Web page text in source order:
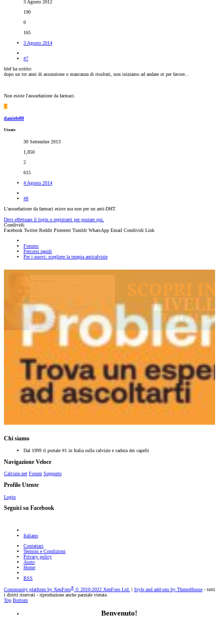
3 Agosto 2012
190
0
165
3 Agosto 2014
#7
blef ha scritto:
dopo un tot anni di assunzione o mancanza di risultati, non iniziamo ad andare ot per favore...
Non esiste l'assuefazione da farmaci.
D
daniele80
Utente
30 Settembre 2013
1,850
2
615
4 Agosto 2014
#8
L'assuefazione da farmaci esiste ma non per un anti-DHT.
Devi effettuare il login o registrarti per postare qui.
Condividi:
Facebook Twitter Reddit Pinterest Tumblr WhatsApp Email Condividi Link
Forums
Percorsi rapidi
Per i nuovi: scegliere la terapia anticalvizie
Chi siamo
Dal 1999 il portale #1 in Italia sulla calvizie e caduta dei capelli
Navigazione Veloce
Calvizie.net Forum Supporto
Profilo Utente
Login
Seguici su Facebook
Italiano
Contattaci
Termini e Condizioni
Privacy policy
Aiuto
Home
RSS
Community platform by XenForo® © 2010-2022 XenForo Ltd. Style and add-ons by ThemeHouse - tutti
i diritti riservati - riproduzione anche parziale vietata
Top Bottom
Benvenuto!